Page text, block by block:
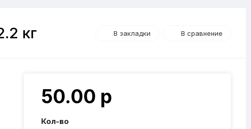
кг В закладки В сравнение
50.00 р
Кол-во